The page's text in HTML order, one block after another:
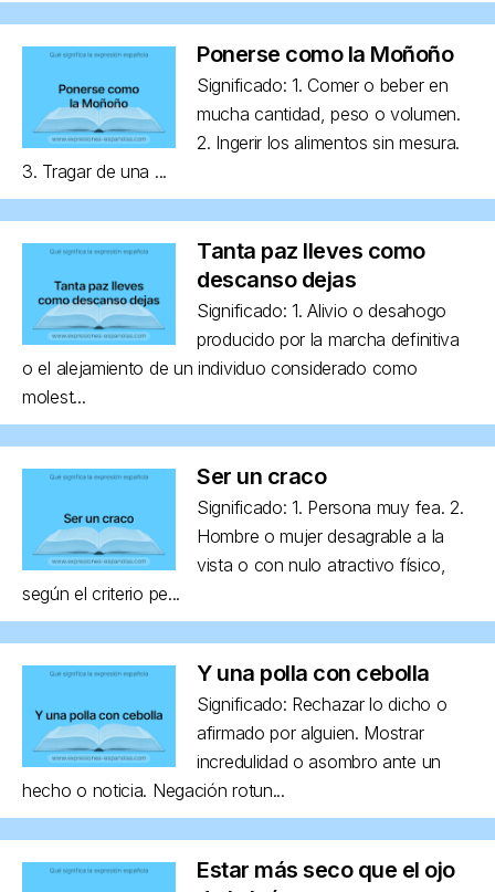
Ponerse como la Moñoño
Significado: 1. Comer o beber en
mucha cantidad, peso o volumen.
2. Ingerir los alimentos sin mesura.
3. Tragar de una ...
Tanta paz lleves como
descanso dejas
Significado: 1. Alivio o desahogo
producido por la marcha definitiva
o el alejamiento de un individuo considerado como
molest...
Ser un craco
Significado: 1. Persona muy fea. 2.
Hombre o mujer desagrable a la
vista o con nulo atractivo físico,
según el criterio pe...
Y una polla con cebolla
Significado: Rechazar lo dicho o
afirmado por alguien. Mostrar
incredulidad o asombro ante un
hecho o noticia. Negación rotun...
Estar más seco que el ojo